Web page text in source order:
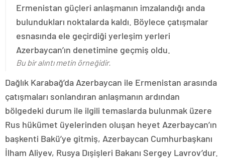
Ermenistan güçleri anlaşmanın imzalandığı anda
bulundukları noktalarda kaldı. Böylece çatışmalar
esnasında ele geçirdiği yerleşim yerleri
Azerbaycan’ın denetimine geçmiş oldu.
Bu bir alıntı metin örneğidir.
Dağlık Karabağ’da Azerbaycan ile Ermenistan arasında
çatışmaları sonlandıran anlaşmanın ardından
bölgedeki durum ile ilgili temaslarda bulunmak üzere
Rus hükümet üyelerinden oluşan heyet Azerbaycan’ın
başkenti Bakü’ye gitmiş, Azerbaycan Cumhurbaşkanı
İlham Aliyev, Rusya Dışişleri Bakanı Sergey Lavrov’dur.